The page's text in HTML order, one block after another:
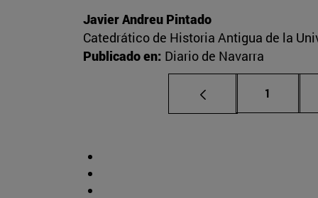
Javier Andreu Pintado
Catedrático de Historia Antigua de la
Publicado en: Diario de Navarra
Página
1